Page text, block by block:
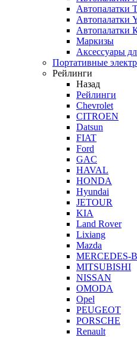
Автопалатки
Автопалатки
Автопалатки
Маркизы
Аксессуары
Портативные
Рейлинги
Назад
Рейлинги
Chevrolet
CITROEN
Datsun
FIAT
Ford
GAC
HAVAL
HONDA
Hyundai
JETOUR
KIA
Land Rover
Lixiang
Mazda
MERCEDES-
MITSUBISHI
NISSAN
OMODA
Opel
PEUGEOT
PORSCHE
Renault